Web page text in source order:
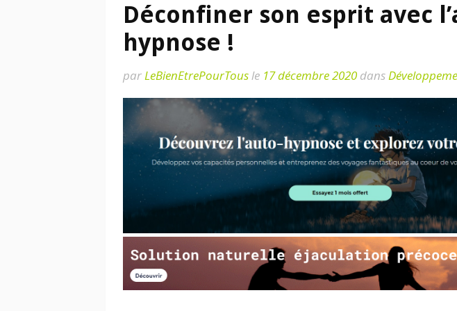
Déconfiner son esprit avec
hypnose !
parLeBienEtrePourTousle 17 décembre 2020 dans